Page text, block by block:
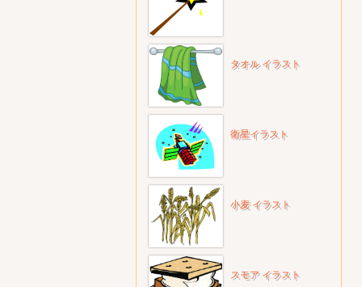
タオル イラスト
衛星イラスト
小麦 イラスト
スモア イラスト